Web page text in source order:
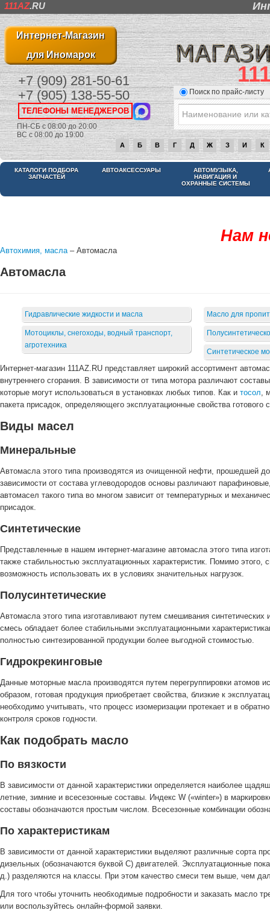
111AZ.RU
Интернет-Магазин
для Иномарок
+7 (909) 281-50-61
+7 (905) 138-55-50
ТЕЛЕФОНЫ МЕНЕДЖЕРОВ
ПН-СБ с 08:00 до 20:00
ВС с 08:00 до 19:00
Поиск по прайс-листу
А Б В Г Д Ж З И К
КАТАЛОГИ ПОДБОРА
ЗАПЧАСТЕЙ
АВТОАКСЕССУАРЫ
АВТОМУЗЫКА,
НАВИГАЦИЯ И
ОХРАННЫЕ СИСТЕМЫ
Нам
Автохимия, масла– Автомасла
Автомасла
Гидравлические жидкости и масла Масло для
Мотоциклы, снегоходы, водный транспорт,
агротехника
Синтетическое
Интернет-магазин 111AZ.RU представляет широкий ассортимент
внутреннего сгорания. В зависимости от типа мотора различают
которые могут использоваться в установках любых типов. Как и тосол,
пакета присадок, определяющего эксплуатационные свойства готового
Виды масел
Минеральные
Автомасла этого типа производятся из очищенной нефти, прошедшей
зависимости от состава углеводородов основы различают
автомасел такого типа во многом зависит от температурных и
присадок.
Синтетические
Представленные в нашем интернет-магазине автомасла этого типа
также стабильностью эксплуатационных характеристик. Помимо
возможность использовать их в условиях значительных нагрузок.
Полусинтетические
Автомасла этого типа изготавливают путем смешивания
смесь обладает более стабильными эксплуатационными
полностью синтезированной продукции более выгодной стоимостью.
Гидрокрекинговые
Данные моторные масла производятся путем перегруппировки атомов
образом, готовая продукция приобретает свойства, близкие к
необходимо учитывать, что процесс изомеризации протекает и в
контроля сроков годности.
Как подобрать масло
По вязкости
В зависимости от данной характеристики определяется наиболее
летние, зимние и всесезонные составы. Индекс W («winter») в
составы обозначаются простым числом. Всесезонные комбинации
По характеристикам
В зависимости от данной характеристики выделяют различные сорта
дизельных (обозначаются буквой С) двигателей. Эксплуатационные
д.) разделяются на классы. При этом качество смеси тем выше, чем
Для того чтобы уточнить необходимые подробности и заказать масло
или воспользуйтесь онлайн-формой заявки.